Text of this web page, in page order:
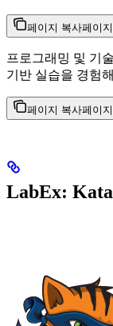
페이지 복사페이
프로그래밍 및 기
기반 실습을 경험
페이지 복사페이
LabEx: